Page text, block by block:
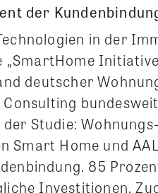
der
in der
„SmartHome Initiative
deutscher
Studie:
Home und
85
Investitionen.